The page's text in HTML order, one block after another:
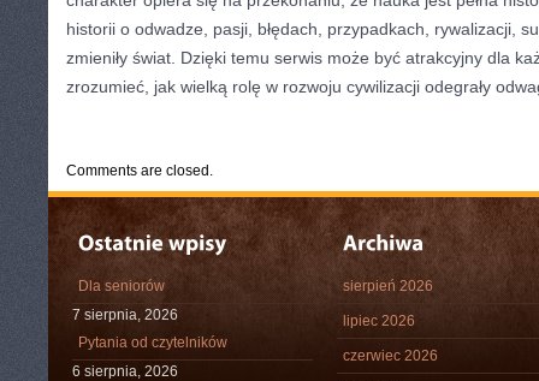
historii o odwadze, pasji, błędach, przypadkach, rywalizacji,
zmieniły świat. Dzięki temu serwis może być atrakcyjny dla
zrozumieć, jak wielką rolę w rozwoju cywilizacji odegrały
Comments are closed.
Dla seniorów
7 sierpnia, 2026
Pytania od czytelników
6 sierpnia, 2026
sierpień 2026
lipiec 2026
czerwiec 2026